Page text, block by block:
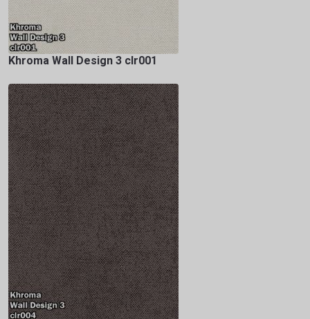
Khroma Wall Design 3 clr001